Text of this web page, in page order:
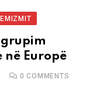
grupim
në Europë
0 COMMENTS